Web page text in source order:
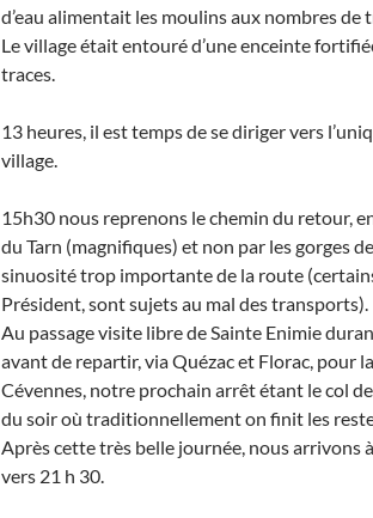
d’eau alimentait les moulins aux nombres de
Le village était entouré d’une enceinte
traces.
13 heures, il est temps de se diriger vers
village.
15h30 nous reprenons le chemin du retour,
du Tarn (magnifiques) et non par les gorges
sinuosité trop importante de la route
Président, sont sujets au mal des transports).
Au passage visite libre de Sainte Enimie
avant de repartir, via Quézac et Florac, pour
Cévennes, notre prochain arrêt étant le col
du soir où traditionnellement on finit les
Après cette très belle journée, nous arrivons
vers 21 h 30.